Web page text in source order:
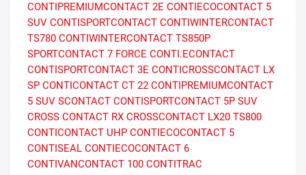
CONTIPREMIUMCONTACT 2E CONTIECOCONTACT 5
SUV CONTISPORTCONTACT CONTIWINTERCONTACT
TS780 CONTIWINTERCONTACT TS850P
SPORTCONTACT 7 FORCE CONTI.ECONTACT
CONTISPORTCONTACT 3E CONTICROSSCONTACT LX
SP CONTICONTACT CT 22 CONTIPREMIUMCONTACT
5 SUV SCONTACT CONTISPORTCONTACT 5P SUV
CROSS CONTACT RX CROSSCONTACT LX20 TS800
CONTICONTACT UHP CONTIECOCONTACT 5
CONTISEAL CONTIECOCONTACT 6
CONTIVANCONTACT 100 CONTITRAC